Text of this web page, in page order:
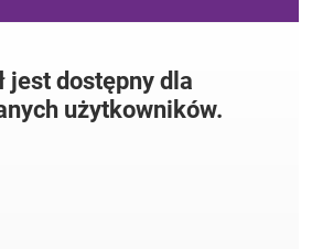
jest dostępny dla
użytkowników.